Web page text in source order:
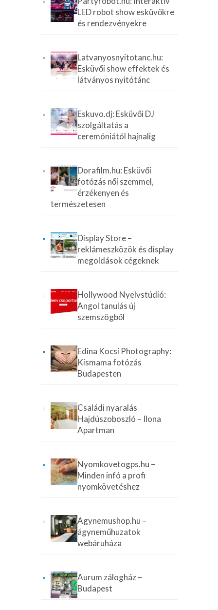
LED robot show esküvőkre
és rendezvényekre
Latvanyosnyitotanc.hu:
Esküvői show effektek és
látványos nyitótánc
Eskuvo.dj: Esküvői DJ
szolgáltatás a
ceremóniától hajnalig
Dorafilm.hu: Esküvői
fotózás női szemmel,
érzékenyen és
természetesen
Display Store –
reklámeszközök és display
megoldások cégeknek
Hollywood Nyelvstúdió:
Angol tanulás új
szemszögből
Edina Kocsi Photography:
Kismama fotózás
Budapesten
Családi nyaralás
Hajdúszoboszló – Ilona
Apartman
Nyomkovetogps.hu –
Minden infó a profi
nyomkövetéshez
Agynemushop.hu –
ágyneműhuzatok
webáruháza
Aurum zálogház –
Budapest